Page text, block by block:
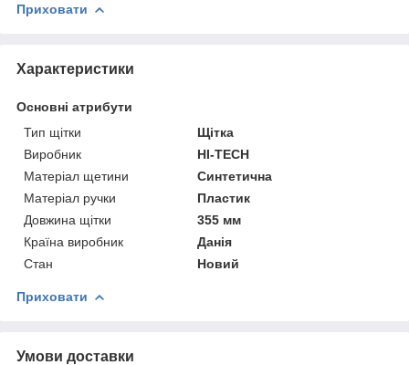
Приховати
Характеристики
Основні атрибути
Тип щітки
Щітка
Виробник
HI-TECH
Матеріал щетини
Синтетична
Матеріал ручки
Пластик
Довжина щітки
355 мм
Країна виробник
Данія
Стан
Новий
Приховати
Умови доставки